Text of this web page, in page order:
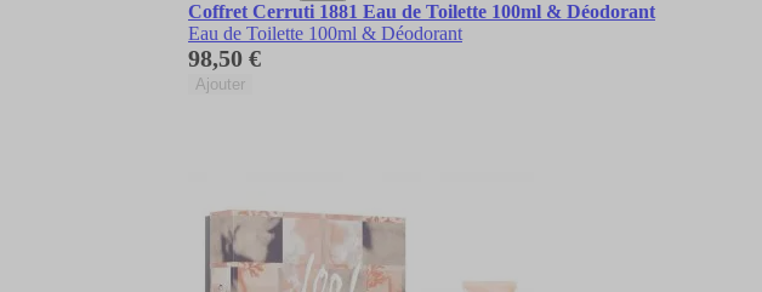
Coffret Cerruti 1881 Eau de Toilette 100ml & Déodorant
Eau de Toilette 100ml & Déodorant
98,50 €
Ajouter